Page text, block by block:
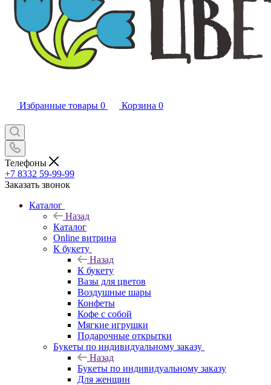
Избранные товары 0 Корзина 0
Телефоны
+7 8332 59-99-99
Заказать звонок
Каталог
Назад
Каталог
Online витрина
К букету
Назад
К букету
Вазы для цветов
Воздушные шары
Конфеты
Кофе с собой
Мягкие игрушки
Подарочные открытки
Букеты по индивидуальному заказу
Назад
Букеты по индивидуальному заказу
Для женщин